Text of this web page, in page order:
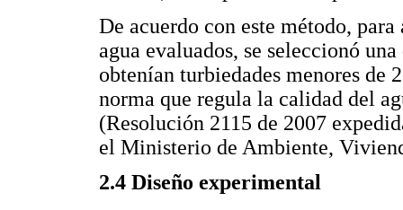
De acuerdo con este método,
agua evaluados, se seleccionó
obtenían turbiedades menores de
norma que regula la calidad del
(Resolución 2115 de 2007
el Ministerio de Ambiente,
2.4 Diseño experimental